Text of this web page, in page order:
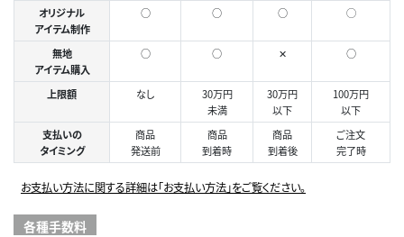
オリジナル
アイテム制作
○ ○ ○ ◯
無地
アイテム購入
○ ○ ✕ ○
上限額 なし
30万円
未満
30万円
以下
100万円
以下
支払いの
タイミング
商品
発送前
商品
到着時
商品
到着後
ご注文
完了時
お支払い方法に関する詳細は「お支払い方法」をご覧ください。
各種手数料